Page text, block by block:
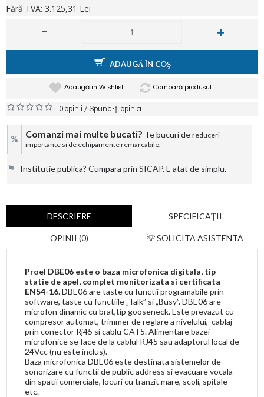
Fără TVA: 3.125,31 Lei
- +
ADAUGĂ ÎN COŞ
Adaugă in Wishlist Compară produsul
0 opinii /Spune-ţi opinia
% Comanzi mai multe bucati? Te bucuri de reduceri
importante si de echipamente remarcabile.
⚑ Institutie publica? Cumpara prin SICAP. E atat de simplu.
DESCRIERE SPECIFICAŢII
OPINII (0) 💡 SOLICITA ASISTENTA
Proel DBE06 este o baza microfonica digitala, tip
statie de apel, complet monitorizata si certificata
EN54-16. DBE06 are taste cu functii programabile prin
software, taste cu functiile „Talk” si „Busy”. DBE06 are
microfon dinamic cu brat,tip gooseneck. Este prevazut cu
compresor automat, trimmer de reglare a nivelului, cablaj
prin conector Rj45 si cablu CAT5. Alimentare bazei
microfonice se face de la cablul RJ45 sau adaptorul local de
24Vcc (nu este inclus).
Baza microfonica DBE06 este destinata sistemelor de
sonorizare cu functii de public address si evacuare vocala
din spatii comerciale, locuri cu tranzit mare, scoli, spitale
etc.